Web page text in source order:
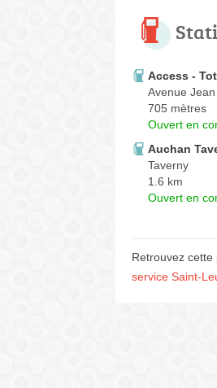
Access -
Avenue
705 mètres
Ouvert en
Auchan
Taverny
1.6 km
Ouvert en
Retrouvez
service Saint-